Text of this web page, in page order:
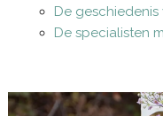
De
De specialisten